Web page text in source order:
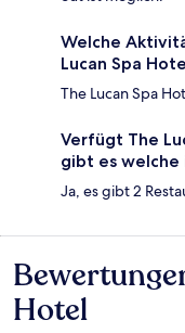
Welche
Lucan Spa
The Lucan Spa
Verfügt The
gibt es welche
Ja, es gibt 2
Bewertungen
Hotel